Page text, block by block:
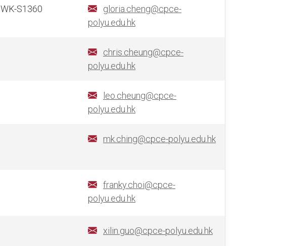
WK-S1360
gloria.cheng@cpce-
polyu.edu.hk
chris.cheung@cpce-
polyu.edu.hk
leo.cheung@cpce-
polyu.edu.hk
mk.ching@cpce-polyu.edu.hk
franky.choi@cpce-
polyu.edu.hk
xilin.guo@cpce-polyu.edu.hk